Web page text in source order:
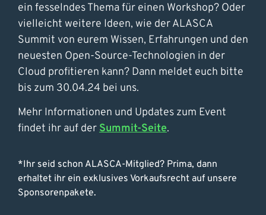
ein fesselndes Thema für einen Workshop? Oder
vielleicht weitere Ideen, wie der ALASCA
Summit von eurem Wissen, Erfahrungen und den
neuesten Open-Source-Technologien in der
Cloud profitieren kann? Dann meldet euch bitte
bis zum 30.04.24 bei uns.
Mehr Informationen und Updates zum Event
findet ihr auf derSummit-Seite.
*Ihr seid schon ALASCA-Mitglied? Prima, dann
erhaltet ihr ein exklusives Vorkaufsrecht auf unsere
Sponsorenpakete.